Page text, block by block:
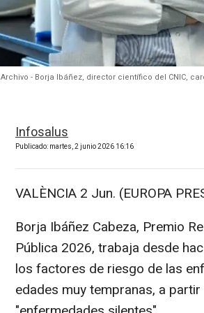
Archivo - Borja Ibáñez, director científico del CNIC,
Infosalus
Publicado: martes, 2 junio 2026 16:16
VALÈNCIA 2 Jun. (EUROPA
Borja Ibáñez Cabeza, Premio
Pública 2026, trabaja desde
los factores de riesgo de las
edades muy tempranas, a